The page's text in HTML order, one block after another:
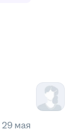
29 мая